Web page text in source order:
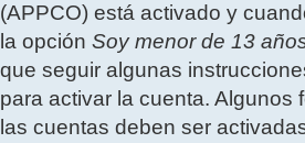
(APPCO) está activado y
la opción Soy menor de 13
que seguir algunas
para activar la cuenta. Algunos
las cuentas deben ser